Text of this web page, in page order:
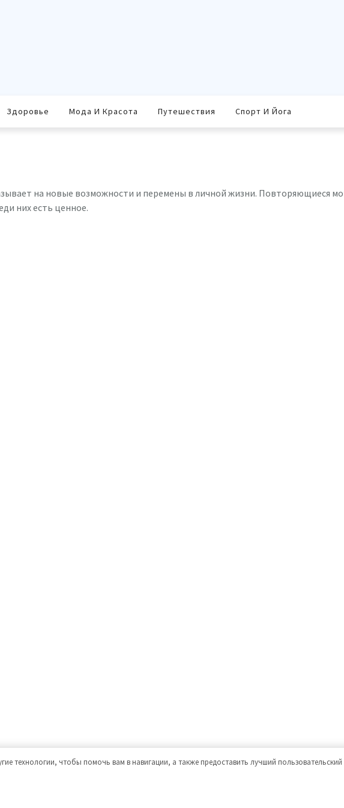
Здоровье Мода И Красота Путешествия Спорт И Йога
на новые возможности и перемены в личной жизни. Повторяющиеся
них есть ценное.
технологии, чтобы помочь вам в навигации, а также предоставить лучший